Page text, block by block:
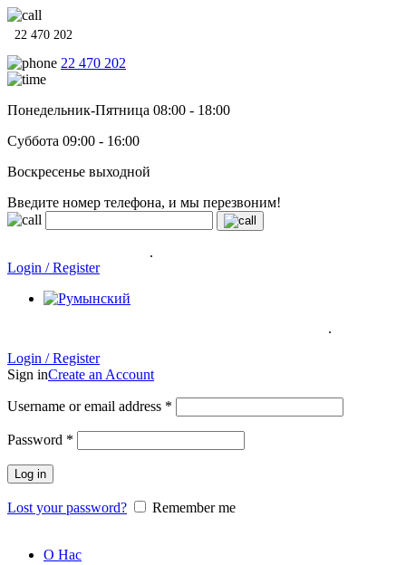
22 470 202
22 470 202
Понедельник-Пятница 08:00 - 18:00
Суббота 09:00 - 16:00
Воскресенье выходной
Введите номер телефона, и мы перезвоним!
.
Login / Register
.
Login / Register
Sign inCreate an Account
Username or email address *
Password *
Log in
Lost your password? Remember me
О Нас